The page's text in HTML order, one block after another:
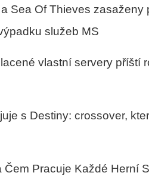
Sea Of Thieves zasaženy
služeb MS
vlastní servery příští
s Destiny: crossover,
Pracuje Každé Herní